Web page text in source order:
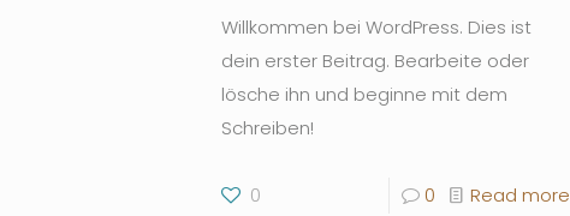
Willkommen bei WordPress. Dies ist
dein erster Beitrag. Bearbeite oder
lösche ihn und beginne mit dem
Schreiben!
0 0 Read more